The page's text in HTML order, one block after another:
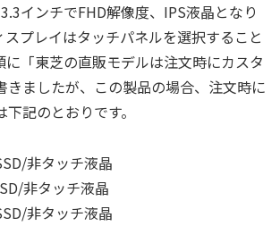
インチでFHD解像度、IPS液晶となり
スプレイはタッチパネルを選択すること
に「東芝の直販モデルは注文時にカスタ
きましたが、この製品の場合、注文時に
記のとおりです。
非タッチ液晶
非タッチ液晶
非タッチ液晶